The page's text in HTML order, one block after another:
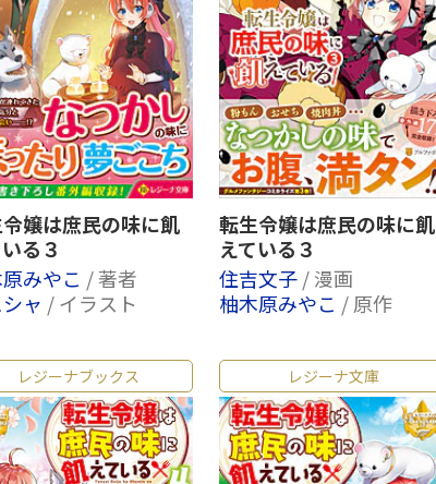
嬢は庶民の味に飢
る３
みやこ / 著者
ャ / イラスト
転生令嬢は庶民の味に飢
えている３
住吉文子/ 漫画
柚木原みやこ / 原作
レジーナブックス レジーナ文庫